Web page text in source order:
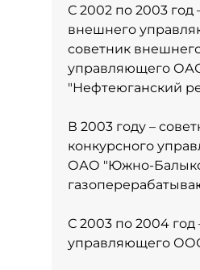
С 2002 по 2003 год
внешнего
советник
управляющего
"Нефтеюганский
В 2003 году –
конкурсного
ОАО "Южно-
С 2003 по 2004 год
управляющего